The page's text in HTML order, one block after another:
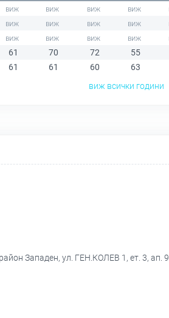
61 70 72 55
61 61 60 63
виж всички години
Западен, ул. ГЕН.КОЛЕВ 1, ет. 3, ап. 9